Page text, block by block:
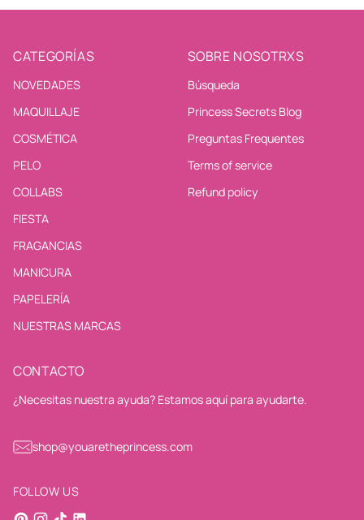
CATEGORÍAS
NOVEDADES
MAQUILLAJE
COSMÉTICA
PELO
COLLABS
FIESTA
FRAGANCIAS
MANICURA
PAPELERÍA
NUESTRAS MARCAS
SOBRE NOSOTRXS
Búsqueda
Princess Secrets Blog
Preguntas Frequentes
Terms of service
Refund policy
CONTACTO
¿Necesitas nuestra ayuda? Estamos aquí para ayudarte.
shop@youaretheprincess.com
FOLLOW US